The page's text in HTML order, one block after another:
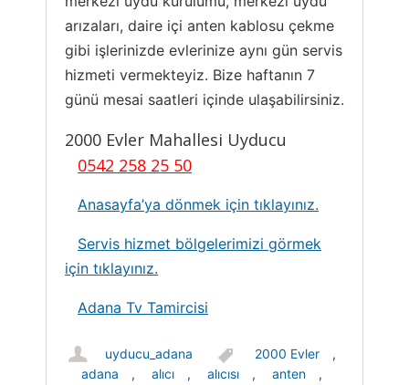
arızaları, daire içi anten kablosu çekme
gibi işlerinizde evlerinize aynı gün servis
hizmeti vermekteyiz. Bize haftanın 7
günü mesai saatleri içinde ulaşabilirsiniz.
2000 Evler Mahallesi Uyducu
0542 258 25 50
Anasayfa’ya dönmek için tıklayınız.
Servis hizmet bölgelerimizi görmek
için tıklayınız.
Adana Tv Tamircisi
uyducu_adana 2000 Evler
,
adana
, alıcı , alıcısı , anten
,